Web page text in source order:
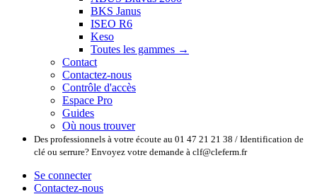
BKS Janus
ISEO R6
Keso
Toutes les gammes →
Contact
Contactez-nous
Contrôle d'accès
Espace Pro
Guides
Où nous trouver
Des professionnels à votre écoute au 01 47 21 21 38 / Identification de
clé ou serrure? Envoyez votre demande à clf@cleferm.fr
Se connecter
Contactez-nous